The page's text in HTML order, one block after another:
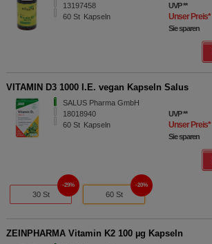
13197458
60 St Kapseln
UVP**
Unser Preis*
Sie sparen
VITAMIN D3 1000 I.E. vegan Kapseln Salus
SALUS Pharma GmbH
18018940
60 St Kapseln
UVP**
Unser Preis*
Sie sparen
30 St
29%
60 St
20%
ZEINPHARMA Vitamin K2 100 µg Kapseln